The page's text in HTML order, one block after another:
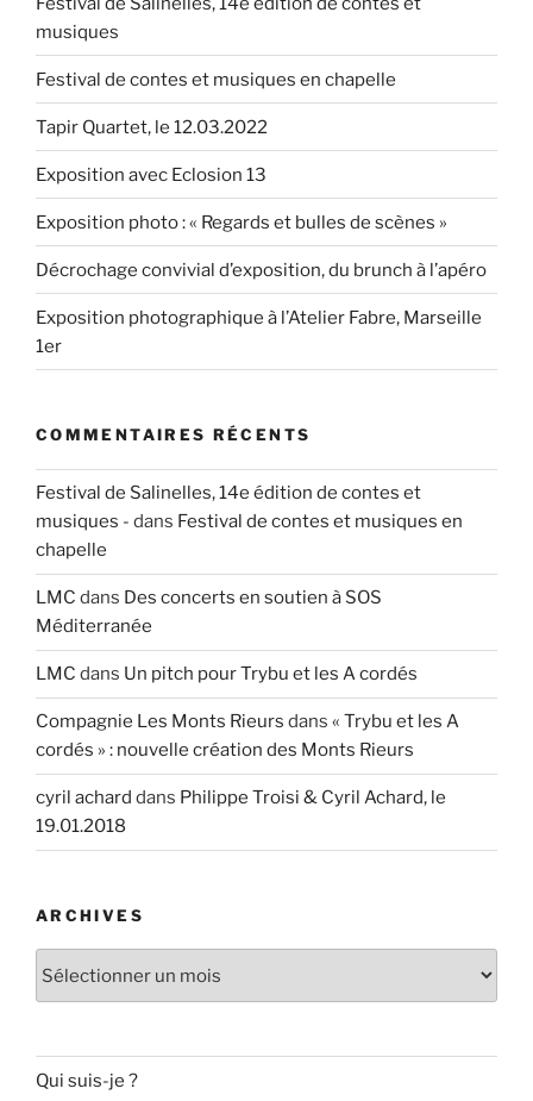
musiques
Festival de contes et musiques en chapelle
Tapir Quartet, le 12.03.2022
Exposition avec Eclosion 13
Exposition photo : « Regards et bulles de scènes »
Décrochage convivial d’exposition, du brunch à l’apéro
Exposition photographique à l’Atelier Fabre, Marseille
1er
COMMENTAIRES RÉCENTS
Festival de Salinelles, 14e édition de contes et
musiques - dans Festival de contes et musiques en
chapelle
LMC dans Des concerts en soutien à SOS
Méditerranée
LMC dans Un pitch pour Trybu et les A cordés
Compagnie Les Monts Rieurs dans « Trybu et les A
cordés » : nouvelle création des Monts Rieurs
cyril achard dans Philippe Troisi & Cyril Achard, le
19.01.2018
ARCHIVES
Qui suis-je ?